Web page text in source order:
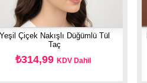
Yeşil Çiçek Nakışlı Düğümlü Tül
Taç
₺314,99KDV Dahil